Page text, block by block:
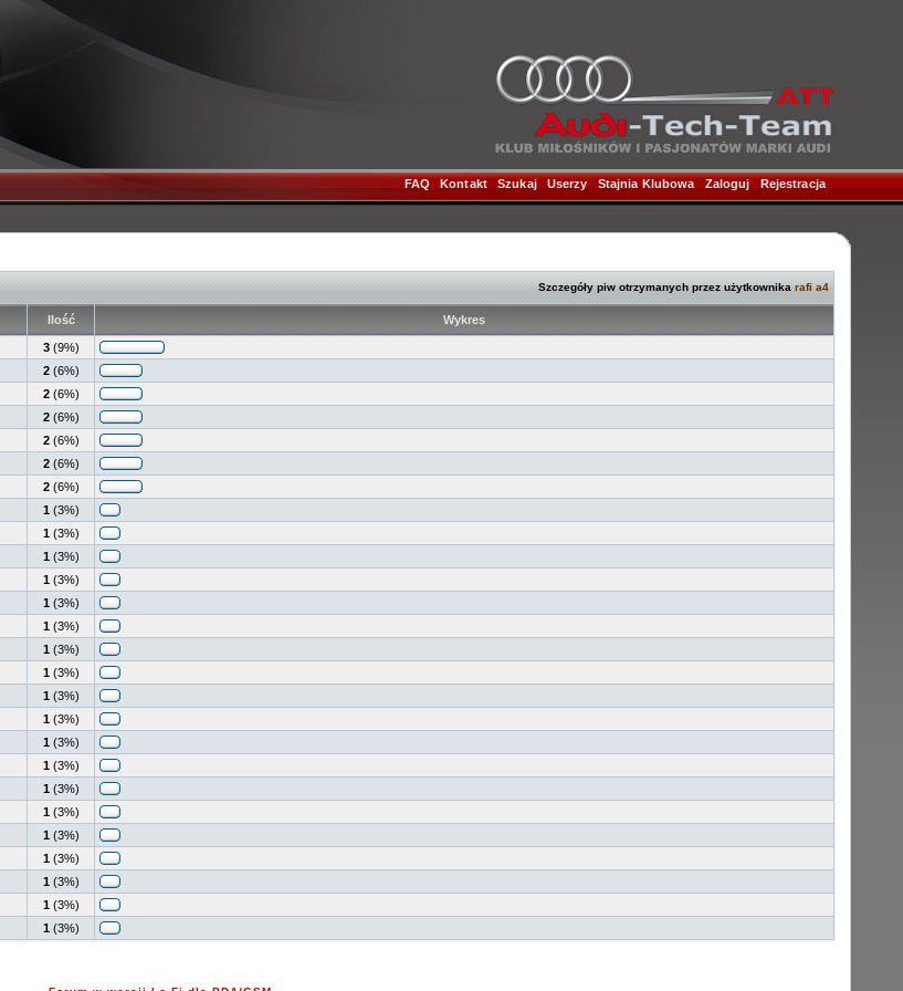
FAQ |Kontakt| Szukaj| Userzy Stajnia Klubowa Zaloguj Rejestracja
Szczegóły piw otrzymanych przez użytkownika rafi a4
Ilość Wykres
3(9%)
2(6%)
2(6%)
2(6%)
2(6%)
2(6%)
2(6%)
1(3%)
1(3%)
1(3%)
1(3%)
1(3%)
1(3%)
1(3%)
1(3%)
1(3%)
1(3%)
1(3%)
1(3%)
1(3%)
1(3%)
1(3%)
1(3%)
1(3%)
1(3%)
1(3%)